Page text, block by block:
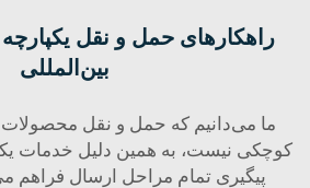
راهکارهای حمل و نقل
بین‌المللی
ما می‌دانیم که حمل و نقل
کوچکی نیست، به همین دلیل خدمات
پیگیری تمام مراحل ارسال فراهم